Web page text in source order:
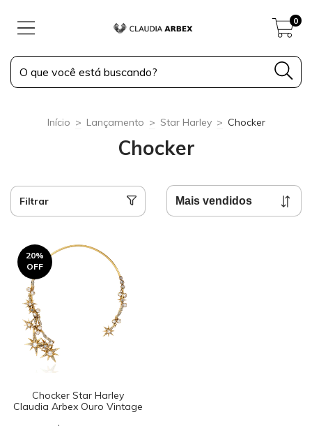
0
Início > Lançamento > Star Harley > Chocker
Chocker
Filtrar
20%
OFF
Chocker Star Harley
Claudia Arbex Ouro Vintage